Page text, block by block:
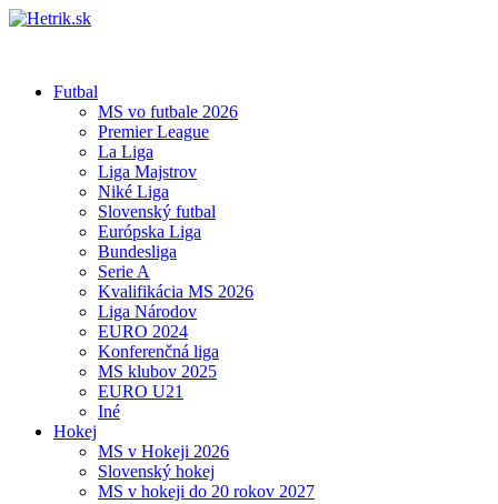
Futbal
MS vo futbale 2026
Premier League
La Liga
Liga Majstrov
Niké Liga
Slovenský futbal
Európska Liga
Bundesliga
Serie A
Kvalifikácia MS 2026
Liga Národov
EURO 2024
Konferenčná liga
MS klubov 2025
EURO U21
Iné
Hokej
MS v Hokeji 2026
Slovenský hokej
MS v hokeji do 20 rokov 2027